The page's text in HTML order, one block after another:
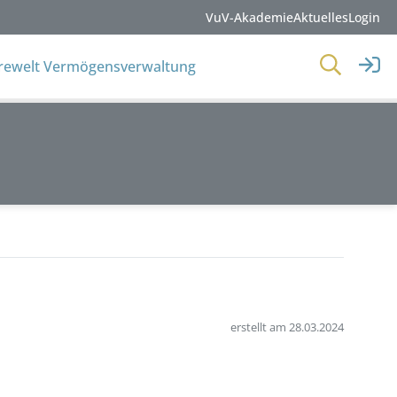
VuV-AkademieAktuellesLogin
Vermögensverwaltung
erstellt am 28.03.2024